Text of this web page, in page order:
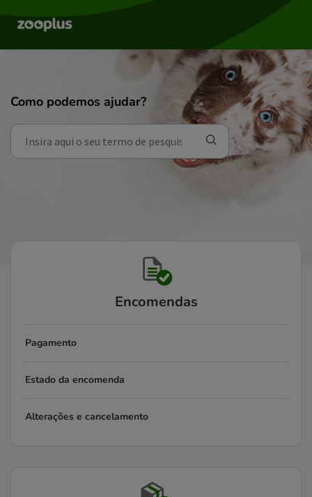
Como podemos ajudar?
Encomendas
Pagamento
Estado da encomenda
Alterações e cancelamento